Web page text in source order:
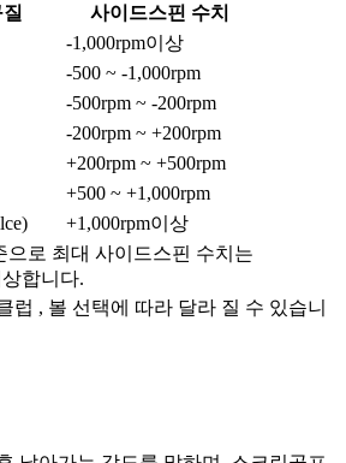
사이드스핀 수치
-1,000rpm이상
-500 ~ -1,000rpm
-500rpm ~ -200rpm
-200rpm ~ +200rpm
+200rpm ~ +500rpm
+500 ~ +1,000rpm
+1,000rpm이상
으로 최대 사이드스핀 수치는
합니다.
럽 , 볼 선택에 따라 달라 질 수 있습니